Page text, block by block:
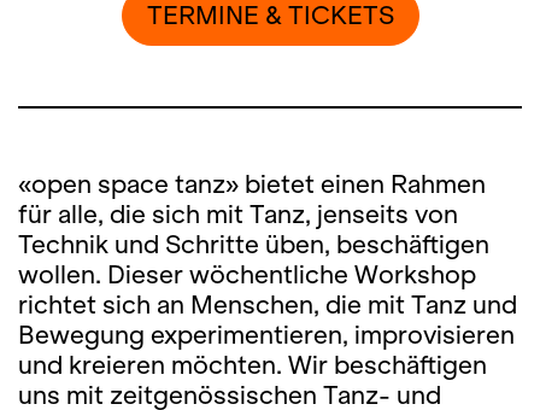
TERMINE & TICKETS
«open space tanz» bietet einen Rahmen
für alle, die sich mit Tanz, jenseits von
Technik und Schritte üben, beschäftigen
wollen. Dieser wöchentliche Workshop
richtet sich an Menschen, die mit Tanz und
Bewegung experimentieren, improvisieren
und kreieren möchten. Wir beschäftigen
uns mit zeitgenössischen Tanz- und